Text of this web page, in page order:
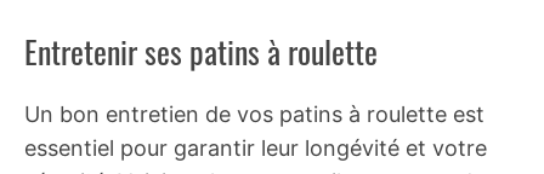
Entretenir ses patins à roulette
Un bon entretien de vos patins à roulette est
essentiel pour garantir leur longévité et votre